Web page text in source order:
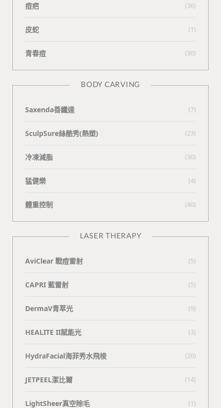
痘疤 (36)
皮蛇 (1)
青春痘 (30)
BODY CARVING
Saxenda善纖達 (7)
SculpSure絲酷秀(熱塑) (23)
冷凍減脂 (30)
猛健樂 (4)
體重控制 (40)
LASER THERAPY
AviClear 戰痘雷射 (5)
CAPRI 藍雷射 (5)
DermaV青萃光 (9)
HEALITE II賦能光 (3)
HydraFacial海菲秀水飛梭 (20)
JETPEEL潔比爾 (14)
LightSheer真空除毛 (1)